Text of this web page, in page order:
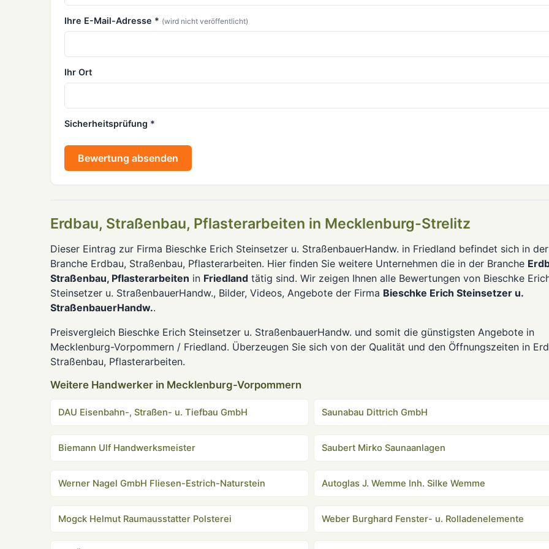
Ihre E-Mail-Adresse * (wird nicht veröffentlicht)
Ihr Ort
Sicherheitsprüfung *
Bewertung absenden
Erdbau, Straßenbau, Pflasterarbeiten in Mecklenburg-Strelitz
Dieser Eintrag zur Firma Bieschke Erich Steinsetzer u. StraßenbauerHandw. in Friedland befindet sich in der
Branche Erdbau, Straßenbau, Pflasterarbeiten. Hier finden Sie weitere Unternehmen die in der Branche
Straßenbau, Pflasterarbeiten in Friedland tätig sind. Wir zeigen Ihnen alle Bewertungen von Bieschke
Steinsetzer u. StraßenbauerHandw., Bilder, Videos, Angebote der Firma Bieschke Erich Steinsetzer u.
StraßenbauerHandw..
Preisvergleich Bieschke Erich Steinsetzer u. StraßenbauerHandw. und somit die günstigsten Angebote in
Mecklenburg-Vorpommern / Friedland. Überzeugen Sie sich von der Qualität und den Öffnungszeiten in
Straßenbau, Pflasterarbeiten.
Weitere Handwerker in Mecklenburg-Vorpommern
DAU Eisenbahn-, Straßen- u. Tiefbau GmbH Saunabau Dittrich GmbH
Biemann Ulf Handwerksmeister Saubert Mirko Saunaanlagen
Werner Nagel GmbH Fliesen-Estrich-Naturstein Autoglas J. Wemme Inh. Silke Wemme
Mogck Helmut Raumausstatter Polsterei Weber Burghard Fenster- u. Rolladenelemente